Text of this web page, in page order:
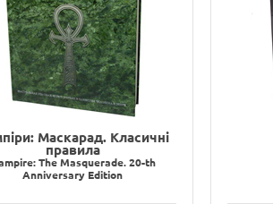
Маскарад. Класичні
правила
The Masquerade. 20-th
Anniversary Edition